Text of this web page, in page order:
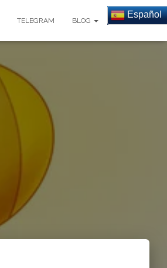
TELEGRAM BLOG
Español